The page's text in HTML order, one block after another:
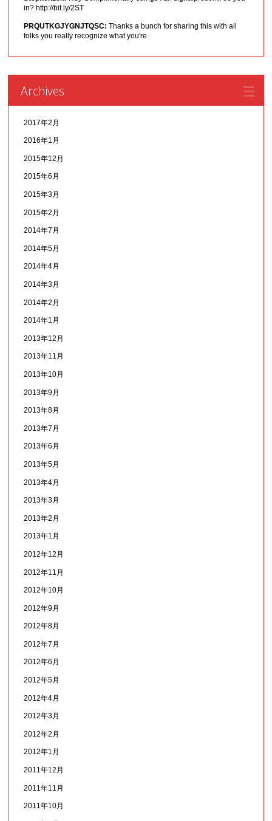
in? http://bit.ly/2ST
PRQUTKGJYGNJTQSC: Thanks a bunch for sharing this with all
folks you really recognize what you're
Archives
2017年2月
2016年1月
2015年12月
2015年6月
2015年3月
2015年2月
2014年7月
2014年5月
2014年4月
2014年3月
2014年2月
2014年1月
2013年12月
2013年11月
2013年10月
2013年9月
2013年8月
2013年7月
2013年6月
2013年5月
2013年4月
2013年3月
2013年2月
2013年1月
2012年12月
2012年11月
2012年10月
2012年9月
2012年8月
2012年7月
2012年6月
2012年5月
2012年4月
2012年3月
2012年2月
2012年1月
2011年12月
2011年11月
2011年10月